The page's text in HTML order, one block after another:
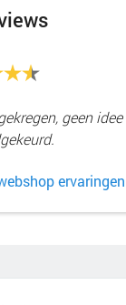
geen
ervaringen